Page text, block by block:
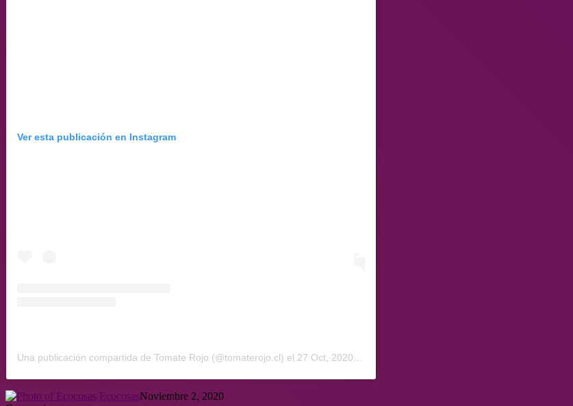
Ver esta publicación en Instagram
Una publicación compartida de Tomate Rojo (@tomaterojo.cl) el 27 Oct, 2020 a las 8:30 PDT
EcocosasNoviembre 2, 2020